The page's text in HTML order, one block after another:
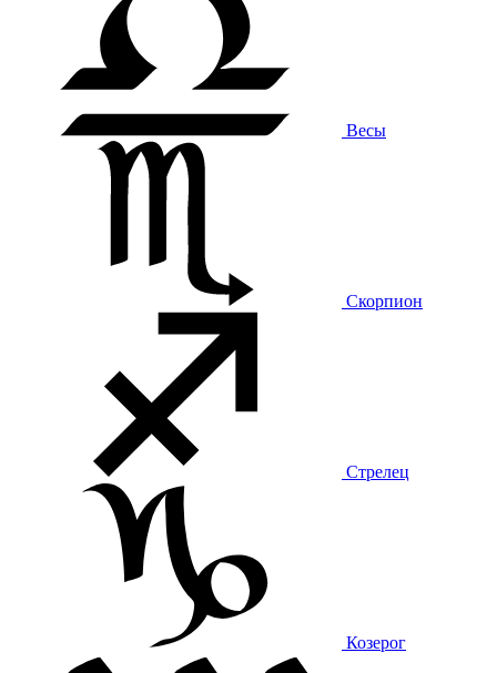
Весы
Скорпион
Стрелец
Козерог